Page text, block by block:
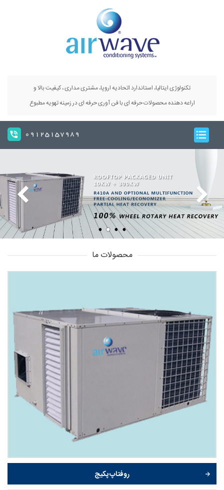
تکنولوژی ایتالیا، استاندارد اتحادیه اروپا، مشتری مداری ، کیفیت بالا و
اراعه دهنده محصولات حرفه ای با فن آوری حرفه ای در زمینه تهویه مطبوع
09125157989
محصولات ما
روفتاپ پکیج